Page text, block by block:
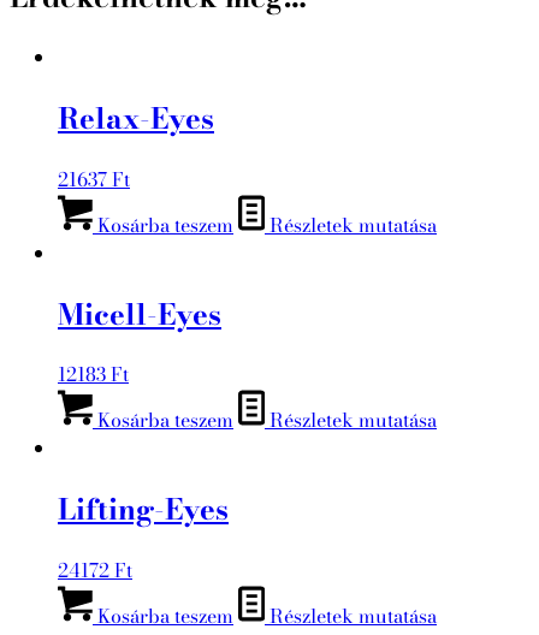
Relax-Eyes
21637Ft
Kosárba teszem
Részletek mutatása
Micell-Eyes
12183Ft
Kosárba teszem
Részletek mutatása
Lifting-Eyes
24172Ft
Kosárba teszem
Részletek mutatása